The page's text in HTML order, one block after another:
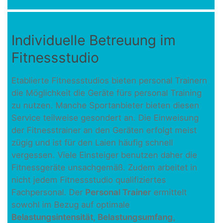
Individuelle Betreuung im
Fitnessstudio
Etablierte Fitnessstudios bieten personal Trainern
die Möglichkeit die Geräte fürs personal Training
zu nutzen. Manche Sportanbieter bieten diesen
Service teilweise gesondert an. Die Einweisung
der Fitnesstrainer an den Geräten erfolgt meist
zügig und ist für den Laien häufig schnell
vergessen. Viele Einsteiger benutzen daher die
Fitnessgeräte unsachgemäß. Zudem arbeitet in
nicht jedem Fitnessstudio qualifiziertes
Fachpersonal. Der Personal Trainer ermittelt
sowohl im Bezug auf optimale
Belastungsintensität, Belastungsumfang,